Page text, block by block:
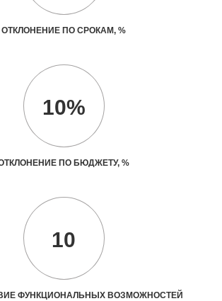
ОТКЛОНЕНИЕ ПО СРОКАМ, %
10%
ПО БЮДЖЕТУ, %
10
ФУНКЦИОНАЛЬНЫХ ВОЗМОЖНОСТЕЙ